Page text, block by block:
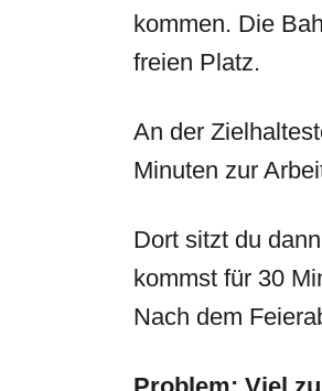
kommen. Die
freien Platz.
An der
Minuten zur
Dort sitzt du
kommst für 30
Nach dem